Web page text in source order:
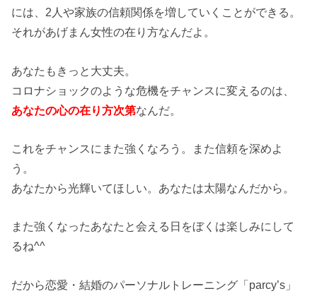
には、2人や家族の信頼関係を増していくことができる。
それがあげまん女性の在り方なんだよ。
あなたもきっと大丈夫。
コロナショックのような危機をチャンスに変えるのは、
あなたの心の在り方次第なんだ。
これをチャンスにまた強くなろう。また信頼を深めよ
う。
あなたから光輝いてほしい。あなたは太陽なんだから。
また強くなったあなたと会える日をぼくは楽しみにして
るね^^
だから恋愛・結婚のパーソナルトレーニング「parcy’s」